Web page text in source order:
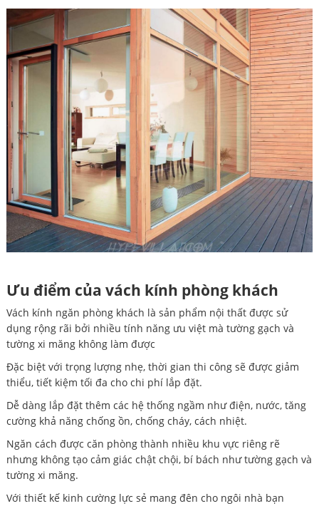
Ưu điểm của vách kính phòng khách
Vách kính ngăn phòng khách là sản phẩm nội thất được sử
dụng rộng rãi bởi nhiều tính năng ưu việt mà tường gạch và
tường xi măng không làm được
Đặc biệt với trọng lượng nhẹ, thời gian thi công sẽ được giảm
thiểu, tiết kiệm tối đa cho chi phí lắp đặt.
Dễ dàng lắp đặt thêm các hệ thống ngầm như điện, nước, tăng
cường khả năng chống ồn, chống cháy, cách nhiệt.
Ngăn cách được căn phòng thành nhiều khu vực riêng rẽ
nhưng không tạo cảm giác chật chội, bí bách như tường gạch và
tường xi măng.
Với thiết kế kinh cường lực sẻ mang đên cho ngôi nhà bạn